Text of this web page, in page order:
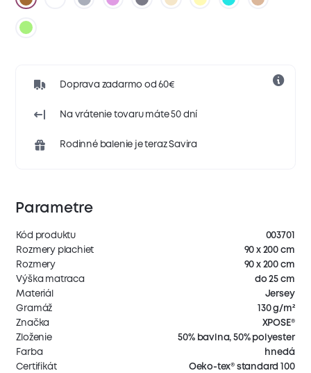
Doprava zadarmo od 60€
Na vrátenie tovaru máte 50 dní
Rodinné balenie je teraz Savira
Parametre
Kód produktu
003701
Rozmery plachiet
90 x 200 cm
Rozmery
90 x 200 cm
Výška matraca
do 25 cm
Materiál
Jersey
Gramáž
130 g/m²
Značka
XPOSE®
Zloženie
50% bavlna, 50% polyester
Farba
hnedá
Certifikát
Oeko-tex® standard 100